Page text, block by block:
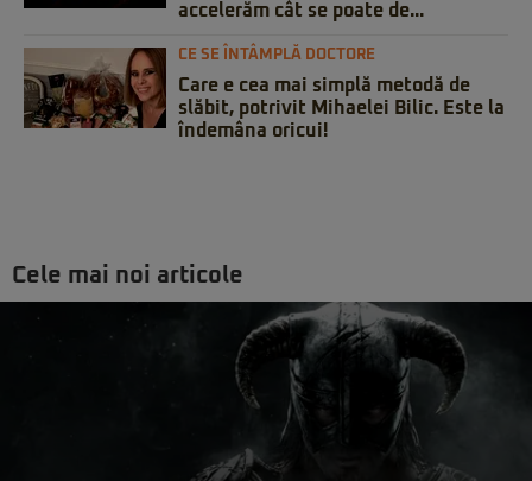
accelerăm cât se poate de...
CE SE ÎNTÂMPLĂ DOCTORE
Care e cea mai simplă metodă de
slăbit, potrivit Mihaelei Bilic. Este la
îndemâna oricui!
Cele mai noi articole